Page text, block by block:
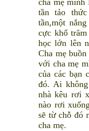
cha mẹ mình
tần tảo
tần,một
cực khổ
học lớn lên
Cha mẹ
với cha mẹ
của các bạn
đó. Ai
nhà kêu rơi
nào rơi
sẽ từ chỗ đó
cha mẹ.